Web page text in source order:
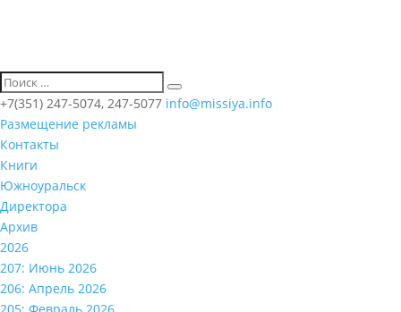
+7(351) 247-5074, 247-5077 info@missiya.info
Размещение рекламы
Контакты
Книги
Южноуральск
Директора
Архив
2026
207: Июнь 2026
206: Апрель 2026